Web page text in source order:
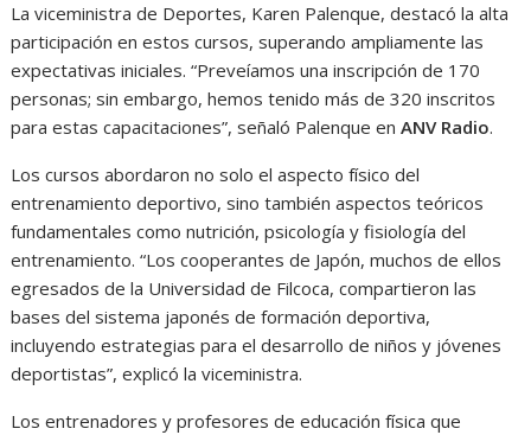
La viceministra de Deportes, Karen Palenque, destacó la alta
participación en estos cursos, superando ampliamente las
expectativas iniciales. “Preveíamos una inscripción de 170
personas; sin embargo, hemos tenido más de 320 inscritos
para estas capacitaciones”, señaló Palenque enANV Radio.
Los cursos abordaron no solo el aspecto físico del
entrenamiento deportivo, sino también aspectos teóricos
fundamentales como nutrición, psicología y fisiología del
entrenamiento. “Los cooperantes de Japón, muchos de ellos
egresados de la Universidad de Filcoca, compartieron las
bases del sistema japonés de formación deportiva,
incluyendo estrategias para el desarrollo de niños y jóvenes
deportistas”, explicó la viceministra.
Los entrenadores y profesores de educación física que